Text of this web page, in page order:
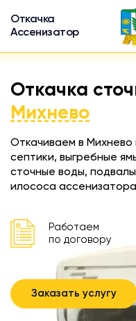
Откачка
Ассенизатор
Откачка
Михнево
Откачиваем в
септики, выгребные
сточные воды,
илососа
Работаем
по договору
Заказать услугу